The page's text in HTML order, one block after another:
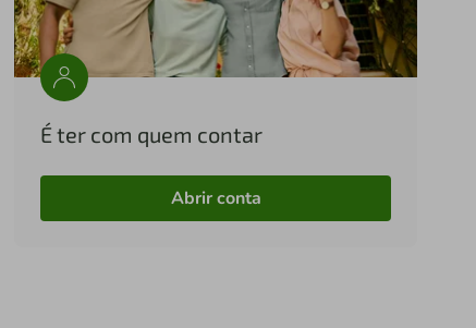
É ter com quem contar
Abrir conta